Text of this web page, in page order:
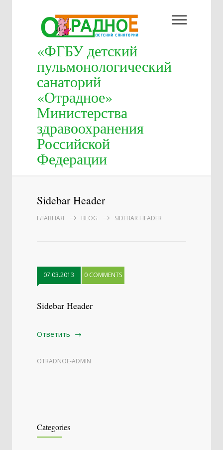
«ФГБУ детский
пульмонологический
санаторий
«Отрадное»
Министерства
здравоохранения
Российской
Федерации
Sidebar Header
ГЛАВНАЯ BLOG SIDEBAR HEADER
07.03.2013 0 COMMENTS
Sidebar Header
Ответить
OTRADNOE-ADMIN
Categories